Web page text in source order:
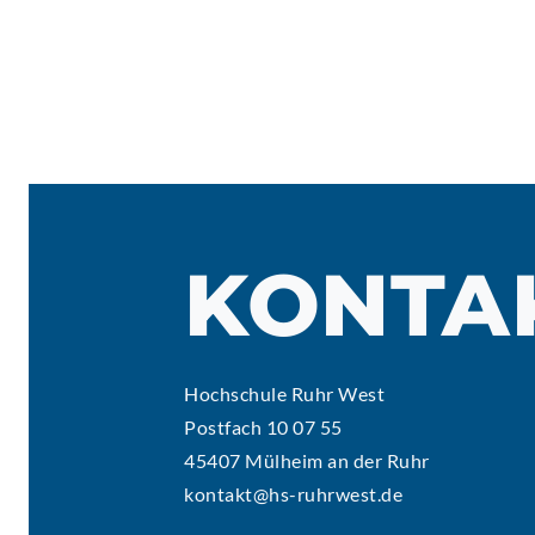
Hochschule Ruhr West
Postfach 10 07 55
45407 Mülheim an der Ruhr
kontakt@hs-ruhrwest.de